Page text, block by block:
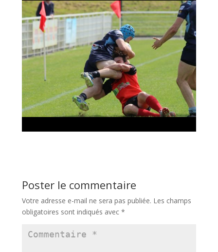
Poster le commentaire
Votre adresse e-mail ne sera pas publiée. Les champs
obligatoires sont indiqués avec *